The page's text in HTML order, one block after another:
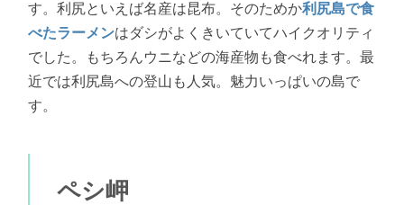
す。利尻といえば名産は昆布。そのためか利尻島で食
べたラーメンはダシがよくきいていてハイクオリティ
でした。もちろんウニなどの海産物も食べれます。最
近では利尻島への登山も人気。魅力いっぱいの島で
す。
ペシ岬